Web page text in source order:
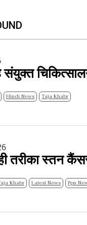
संयुक्त
Hindi News Taja Khabr
तरीका स्तन
Khabr Latest News Ppn